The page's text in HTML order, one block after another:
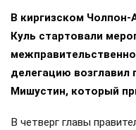
В киргизском Чолпон-
Куль стартовали
делегацию
Мишустин, который
В четверг главы